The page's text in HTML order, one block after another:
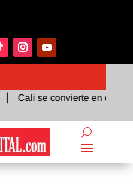
Cali se convierte en el